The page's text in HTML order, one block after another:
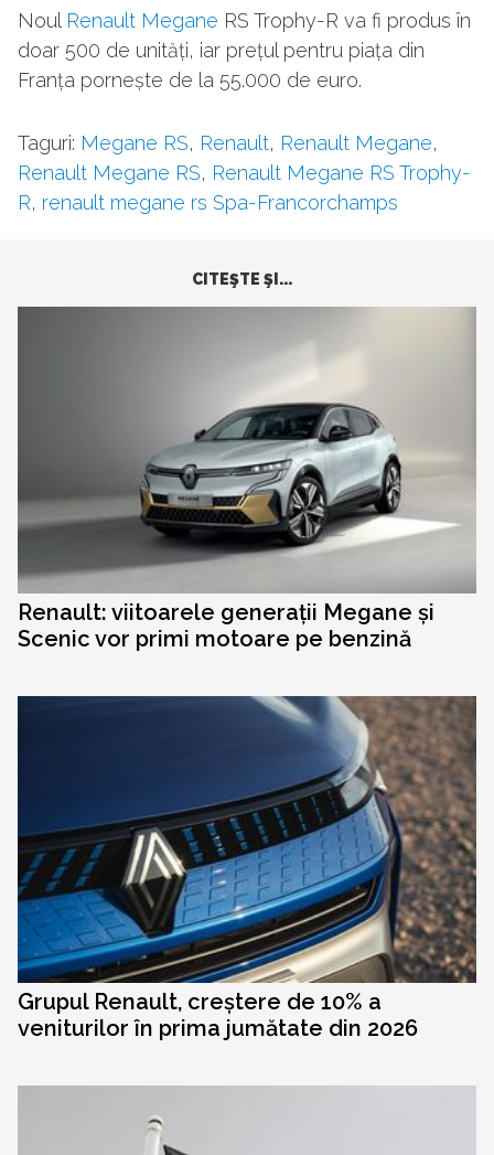
Noul Renault Megane RS Trophy-R va fi produs în
doar 500 de unități, iar prețul pentru piața din
Franța pornește de la 55.000 de euro.
Taguri: Megane RS, Renault, Renault Megane,
Renault Megane RS, Renault Megane RS Trophy-
R, renault megane rs Spa-Francorchamps
CITEŞTE ŞI...
Renault: viitoarele generații Megane și
Scenic vor primi motoare pe benzină
Grupul Renault, creștere de 10% a
veniturilor în prima jumătate din 2026